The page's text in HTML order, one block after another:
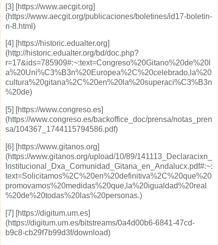
[3] [https://www.aecgit.org]
(https://www.aecgit.org/publicaciones/boletines/id17-boletin-
n-8.html)
[4] [https://historic.edualter.org]
(http://historic.edualter.org/bd/doc.php?
r=17&ids=785909#:~:text=Congreso%20Gitano%20de%20l
a%20Uni%C3%B3n%20Europea%2C%20celebrado,la%20
cultura%20gitana%2C%20en%20la%20superaci%C3%B3n
%20de)
[5] [https://www.congreso.es]
(https://www.congreso.es/backoffice_doc/prensa/notas_pren
sa/104367_1744115794586.pdf)
[6] [https://www.gitanos.org]
(https://www.gitanos.org/upload/10/89/141113_Declaracixn_
Institucional_Dxa_Comunidad_Gitana_en_Andalucx.pdf#:~:
text=Solicitamos%2C%20en%20definitiva%2C%20que%20
promovamos%20medidas%20que,la%20igualdad%20real
%20de%20todas%20las%20personas.)
[7] [https://digitum.um.es]
(https://digitum.um.es/bitstreams/0a4d00b6-6841-47cd-
b9c8-cb29f7b99d3f/download)